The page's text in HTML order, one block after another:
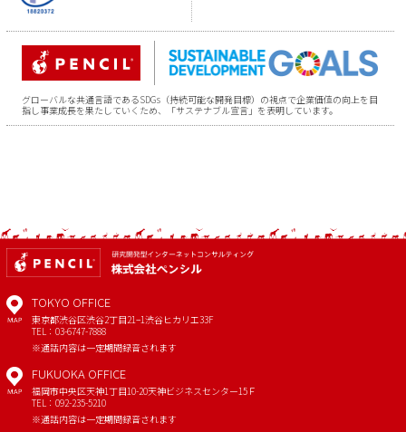
グローバルな共通言語であるSDGs（持続可能な開発目標）の視点で企業価値の向上を目
指し事業成長を果たしていくため、「サステナブル宣言」を表明しています。
MAP
TOKYO OFFICE
東京都渋谷区渋谷2丁目21−1渋谷ヒカリエ33F
TEL：03-6747-7888
※通話内容は一定期間録音されます
MAP
FUKUOKA OFFICE
福岡市中央区天神1丁目10-20天神ビジネスセンター15Ｆ
TEL：092-235-5210
※通話内容は一定期間録音されます